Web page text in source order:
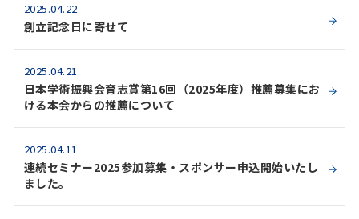
2025.04.22
創立記念日に寄せて
2025.04.21
日本学術振興会育志賞第16回（2025年度）推薦募集にお
ける本会からの推薦について
2025.04.11
連続セミナー2025参加募集・スポンサー申込開始いたし
ました。